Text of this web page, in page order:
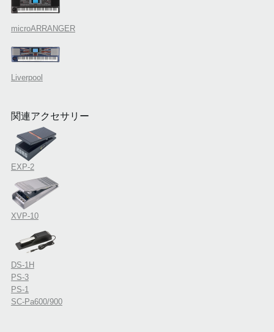
microARRANGER
Liverpool
関連アクセサリー
EXP-2
XVP-10
DS-1H
PS-3
PS-1
SC-Pa600/900